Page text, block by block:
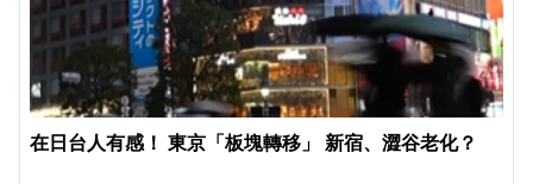
在日台人有感！ 東京「板塊轉移」 新宿、澀谷老化？